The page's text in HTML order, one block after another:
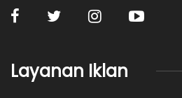
Layanan Iklan